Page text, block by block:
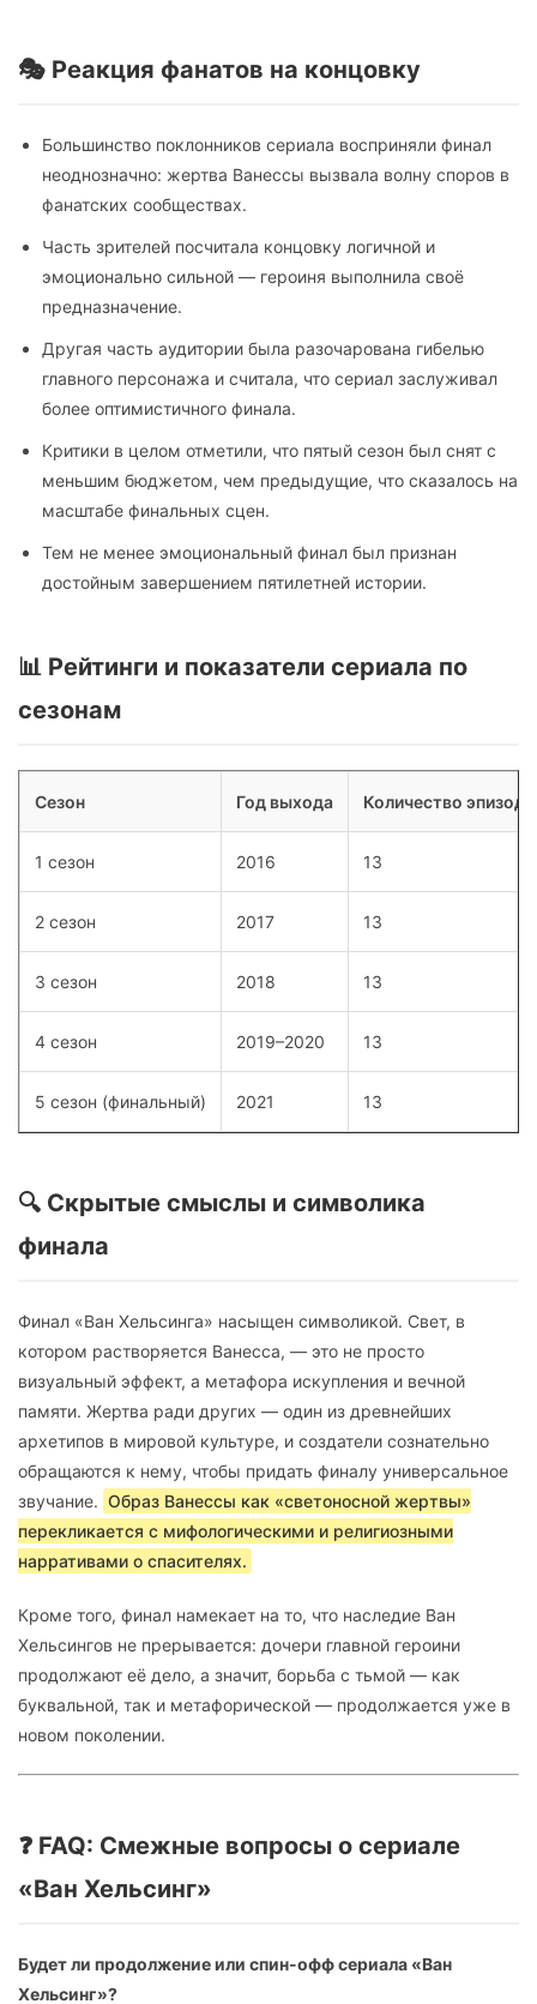
🎭 Реакция фанатов на концовку
Большинство поклонников сериала восприняли финал
неоднозначно: жертва Ванессы вызвала волну споров в
фанатских сообществах.
Часть зрителей посчитала концовку логичной и
эмоционально сильной — героиня выполнила своё
предназначение.
Другая часть аудитории была разочарована гибелью
главного персонажа и считала, что сериал заслуживал
более оптимистичного финала.
Критики в целом отметили, что пятый сезон был снят с
меньшим бюджетом, чем предыдущие, что сказалось на
масштабе финальных сцен.
Тем не менее эмоциональный финал был признан
достойным завершением пятилетней истории.
📊 Рейтинги и показатели сериала по
сезонам
Сезон Год выхода Количество
1 сезон 2016 13
2 сезон 2017 13
3 сезон 2018 13
4 сезон 2019–2020 13
5 сезон (финальный) 2021 13
🔍 Скрытые смыслы и символика
финала
Финал «Ван Хельсинга» насыщен символикой. Свет, в
котором растворяется Ванесса, — это не просто
визуальный эффект, а метафора искупления и вечной
памяти. Жертва ради других — один из древнейших
архетипов в мировой культуре, и создатели сознательно
обращаются к нему, чтобы придать финалу универсальное
звучание. Образ Ванессы как «светоносной жертвы»
перекликается с мифологическими и религиозными
нарративами о спасителях.
Кроме того, финал намекает на то, что наследие Ван
Хельсингов не прерывается: дочери главной героини
продолжают её дело, а значит, борьба с тьмой — как
буквальной, так и метафорической — продолжается уже в
новом поколении.
❓ FAQ: Смежные вопросы о сериале
«Ван Хельсинг»
Будет ли продолжение или спин-офф сериала «Ван
Хельсинг»?